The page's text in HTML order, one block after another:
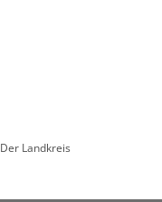
Der Landkreis